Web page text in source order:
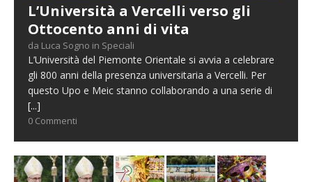
L’Università a Vercelli verso gli
Ottocento anni di vita
da Luca Sogno in Speciali
L’Università del Piemonte Orientale si avvia a celebrare
gli 800 anni della presenza universitaria a Vercelli. Per
questo Upo e Meic stanno collaborando a una serie di
[...]
0 Commenti